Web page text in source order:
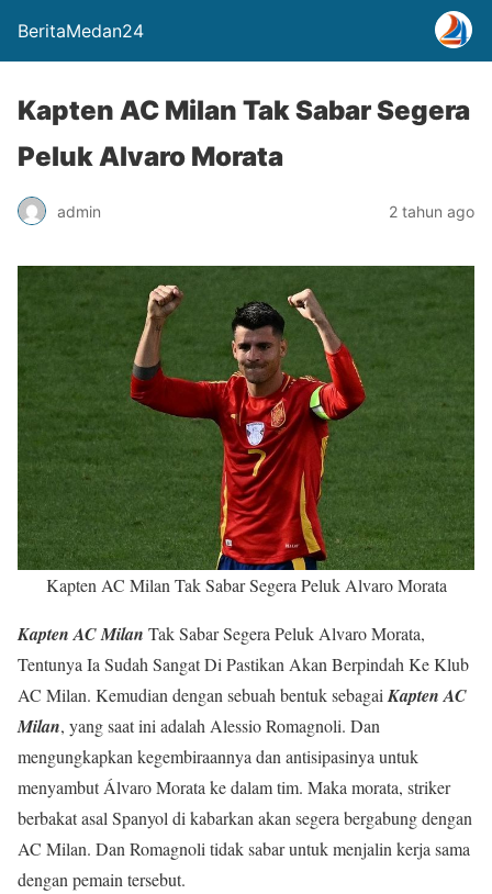
BeritaMedan24
Kapten AC Milan Tak Sabar Segera
Peluk Alvaro Morata
admin 2 tahun ago
Kapten AC Milan Tak Sabar Segera Peluk Alvaro Morata
Kapten AC Milan Tak Sabar Segera Peluk Alvaro Morata,
Tentunya Ia Sudah Sangat Di Pastikan Akan Berpindah Ke Klub
AC Milan. Kemudian dengan sebuah bentuk sebagai Kapten AC
Milan, yang saat ini adalah Alessio Romagnoli. Dan
mengungkapkan kegembiraannya dan antisipasinya untuk
menyambut Álvaro Morata ke dalam tim. Maka morata, striker
berbakat asal Spanyol di kabarkan akan segera bergabung dengan
AC Milan. Dan Romagnoli tidak sabar untuk menjalin kerja sama
dengan pemain tersebut.